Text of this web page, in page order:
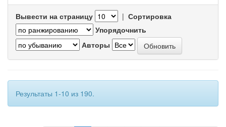
Вывести на страницу | Сортировка
Упорядочнить
Авторы
Результаты 1-10 из 190.